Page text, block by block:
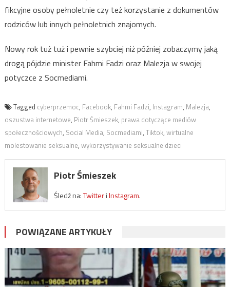
fikcyjne osoby pełnoletnie czy też korzystanie z dokumentów
rodziców lub innych pełnoletnich znajomych.
Nowy rok tuż tuż i pewnie szybciej niż później zobaczymy jaką
drogą pójdzie minister Fahmi Fadzi oraz Malezja w swojej
potyczce z Socmediami.
Tagged cyberprzemoc, Facebook, Fahmi Fadzi, Instagram, Malezja,
oszustwa internetowe, Piotr Śmieszek, prawa dotyczące mediów
społecznościowych, Social Media, Socmediami, Tiktok, wirtualne
molestowanie seksualne, wykorzystywanie seksualne dzieci
Piotr Śmieszek
Śledź na:TwitteriInstagram.
POWIĄZANE ARTYKUŁY